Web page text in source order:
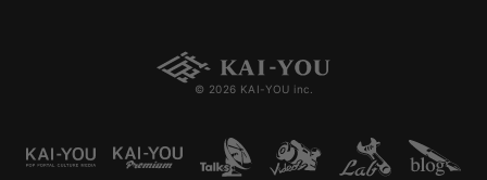
© 2026 KAI-YOU inc.